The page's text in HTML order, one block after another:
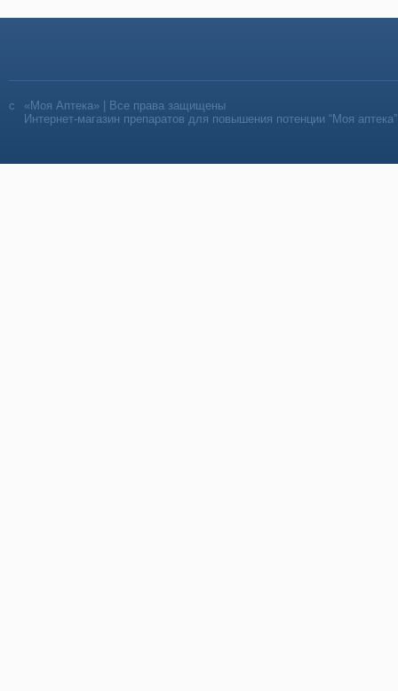
«Моя Аптека» | Все права защищены
Интернет-магазин препаратов для повышения потенции “Моя